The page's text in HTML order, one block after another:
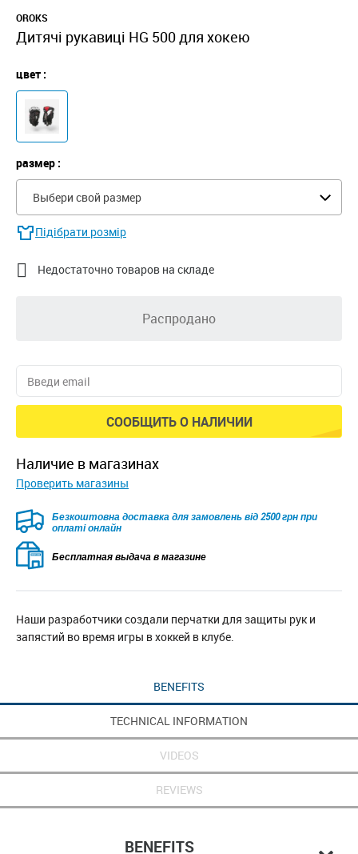
OROKS
Дитячі рукавиці HG 500 для хокею
цвет :
размер :
Выбери свой размер
Підібрати розмір
 Недостаточно товаров на складе
Распродано
СООБЩИТЬ О НАЛИЧИИ
наличие в магазинах
Проверить магазины
Безкоштовна доставка для замовлень від 2500 грн при
оплаті онлайн
Бесплатная выдача в магазине
Наши разработчики создали перчатки для защиты рук и
запястий во время игры в хоккей в клубе.
BENEFITS
TECHNICAL INFORMATION
VIDEOS
REVIEWS
BENEFITS